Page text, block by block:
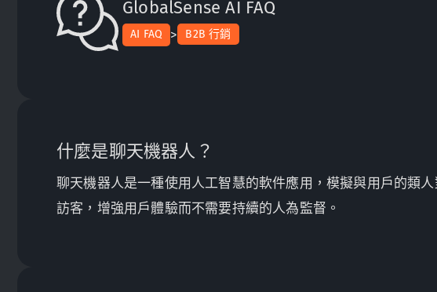
GlobalSense AI FAQ
AI FAQ > B2B 行銷
什麼是聊天機器人？
聊天機器人是一種使用人工智慧的軟件應用，模擬與用戶的類
訪客，增強用戶體驗而不需要持續的人為監督。